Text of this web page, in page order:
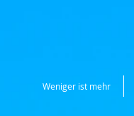
Weniger ist mehr